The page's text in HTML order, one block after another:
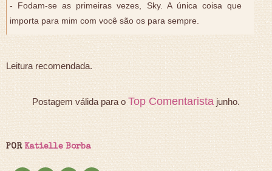
- Fodam-se as primeiras vezes, Sky. A única coisa que
importa para mim com você são os para sempre.
Leitura recomendada.
Postagem válida para o Top Comentarista junho.
POR Katielle Borba